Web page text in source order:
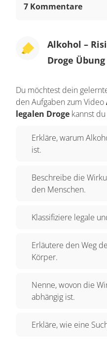
erlaubt. Alkohol ist also
unterschätzt und
Getränke werden in
wird deshalb als
kann Alkohol
Rauschmittel
Alkohol ist oft ein
gesellschaftlicher
Drogen. Alkohol ist in
beliebteste
kaufen. Diese haben
etwa 4
40 Prozent, Whiskey
alkoholischen
unterschiedliche
hochprozentigen
7 Kommentare
Alkohol –
Droge Übung
Du möchtest dein
den Aufgaben zum Video
legalen Droge kannst
Erkläre, warum
ist.
Beschreibe die
den Menschen.
Klassifiziere legale
Erläutere den Weg
Körper.
Nenne, wovon die
abhängig ist.
Erkläre, wie eine